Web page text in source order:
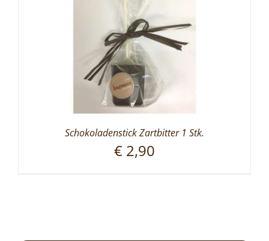
Schokoladenstick Zartbitter 1 Stk.
€ 2,90